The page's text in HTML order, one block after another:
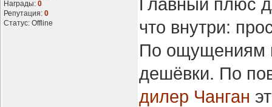
Награды: 0
Репутация: 0
Статус: Offline
Главный плюс
что внутри:
По ощущениям
дешёвки. По
дилер Чанган